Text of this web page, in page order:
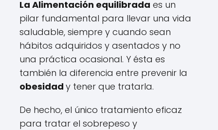
La Alimentación equilibrada es un
pilar fundamental para llevar una vida
saludable, siempre y cuando sean
hábitos adquiridos y asentados y no
una práctica ocasional. Y ésta es
también la diferencia entre prevenir la
obesidad y tener que tratarla.
De hecho, el único tratamiento eficaz
para tratar el sobrepeso y